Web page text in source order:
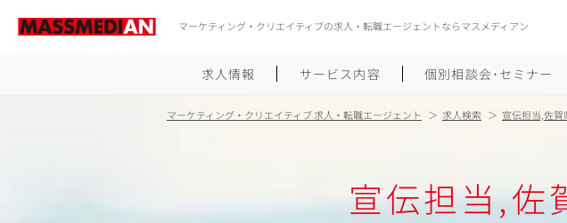
マーケティング・クリエイティブの求人・転職エージェントならマスメディアン
求人情報 サービス内容 個別相談会･セミナー
履歴書のつくり方
マーケティング・クリエイティブ 求人・転職エージェント 求人検索 宣伝担当,佐
宣伝担当,佐